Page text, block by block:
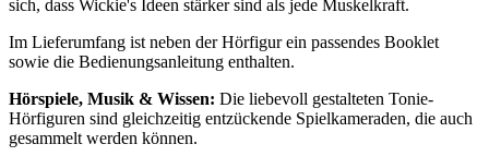
sich, dass Wickie's Ideen stärker sind als jede Muskelkraft.
Im Lieferumfang ist neben der Hörfigur ein passendes Booklet
sowie die Bedienungsanleitung enthalten.
Hörspiele, Musik & Wissen: Die liebevoll gestalteten Tonie-
Hörfiguren sind gleichzeitig entzückende Spielkameraden, die auch
gesammelt werden können.